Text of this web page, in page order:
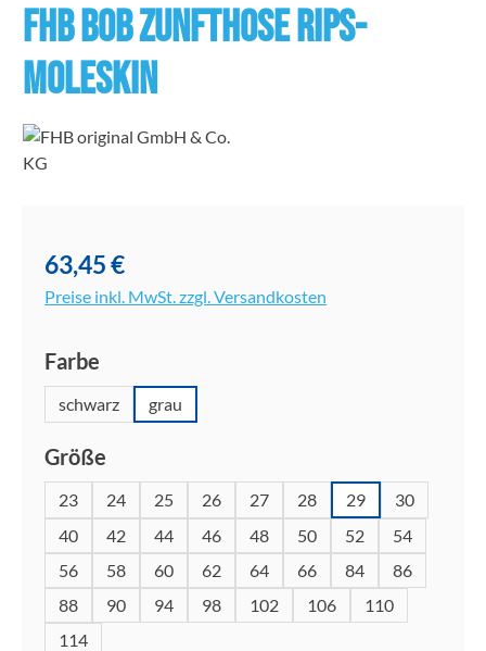
FHB BOB Zunfthose Rips-
Moleskin
63,45 €
Preise inkl. MwSt. zzgl. Versandkosten
Farbe
schwarz grau
Größe
23 24 25 26 27 28 29
30
40
42 44 46 48 50 52
54
56
58 60 62 64 66 84
86
88
90 94 98 102 106
110
114